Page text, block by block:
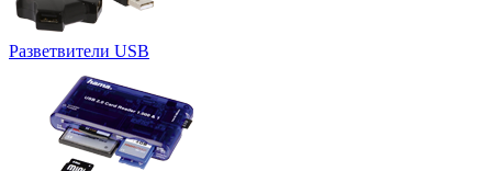
Разветвители USB